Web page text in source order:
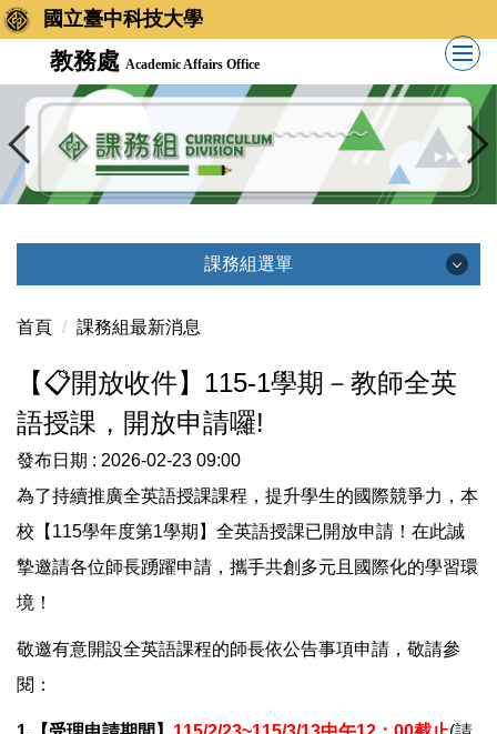
國立臺中科技大學
教務處 Academic Affairs Office
課務組選單
課務組選單
課務組簡介
業務執掌
相關法規
常見問題
首頁 課務組最新消息
【📋開放收件】115-1學期－教師全英
語授課，開放申請囉!
發布日期 : 2026-02-23 09:00
為了持續推廣全英語授課課程，提升學生的國際競爭力，本
校【115學年度第1學期】全英語授課已開放申請！在此誠
摯邀請各位師長踴躍申請，攜手共創多元且國際化的學習環
境！
敬邀有意開設全英語課程的師長依公告事項申請，敬請參
閱：